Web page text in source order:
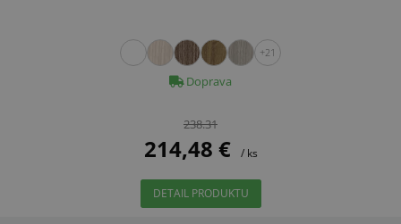
+21
Doprava
238.31
214,48 € / ks
DETAIL PRODUKTU